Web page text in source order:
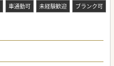
車通勤可 未経験歓迎 ブランク可